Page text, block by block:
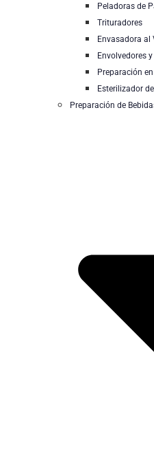
Peladoras de
Trituradores
Envasadora al
Envolvedores
Preparación
Esterilizador
Preparación de